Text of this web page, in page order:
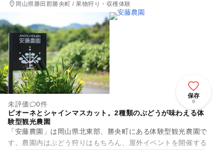
岡山県勝田郡勝央町 / 果物狩り・収穫体験
保存
9
未評価
0件
ピオーネとシャインマスカット。2種類のぶどうが味わえる体
験型観光農園
「安藤農園」は岡山県北東部、勝央町にある体験型観光農園で
す。農園内はぶどう狩りはもちろん、屋外イベントを開催する